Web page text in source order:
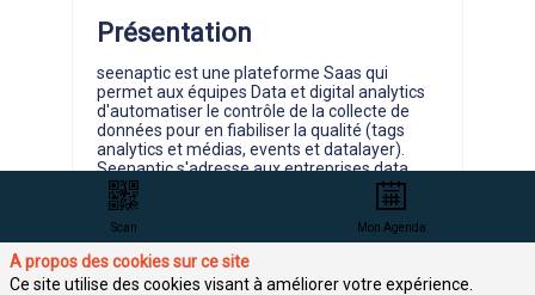
Présentation
seenaptic est une plateforme Saas qui
permet aux équipes Data et digital analytics
d'automatiser le contrôle de la collecte de
données pour en fiabiliser la qualité (tags
analytics et médias, events et datalayer).
Seenaptic s'adresse aux entreprises data
driven, pour lesquelles la fiabilité de la data
est stratégique. Nos clients utilisent
seenaptic pour gagner du temps et de
l'efficacité grâce à des contrôles automatisés
et exhaustifs des plans de taggage et
assurer leur conformité RGPD en matière de
Scan Mon Agenda
A propos des cookies sur ce site
Ce site utilise des cookies visant à améliorer votre expérience.